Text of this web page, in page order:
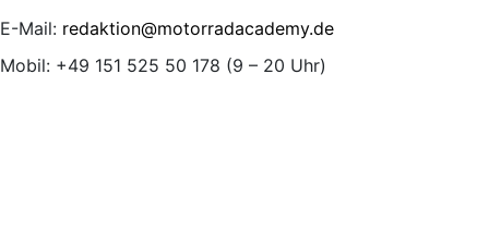
E-Mail: redaktion@motorradacademy.de
Mobil: +49 151 525 50 178 (9 – 20 Uhr)